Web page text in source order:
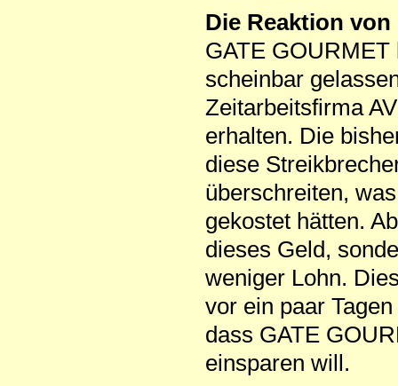
Die Reaktion von
GATE
scheinbar
Zeitarbeitsfirma
erhalten. Die
diese
überschreiten,
gekostet hätten.
dieses Geld,
weniger Lohn.
vor ein paar
dass GATE
einsparen will.